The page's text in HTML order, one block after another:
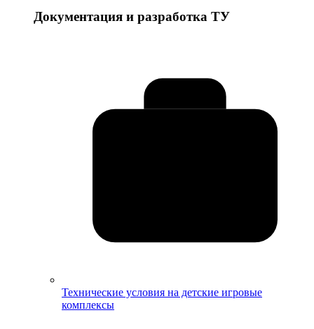
Документация и разработка ТУ
Технические условия на детские игровые
комплексы